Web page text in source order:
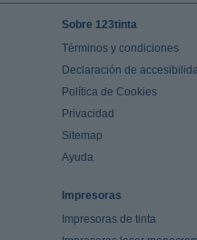
Sobre 123tinta
Términos y condiciones
Declaración de
Política de Cookies
Privacidad
Sitemap
Ayuda
Impresoras
Impresoras de tinta